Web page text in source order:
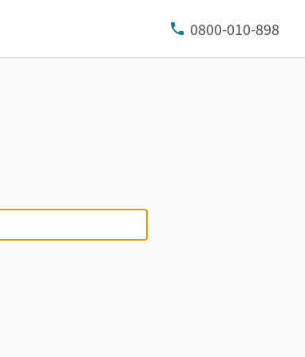
0800-010-898